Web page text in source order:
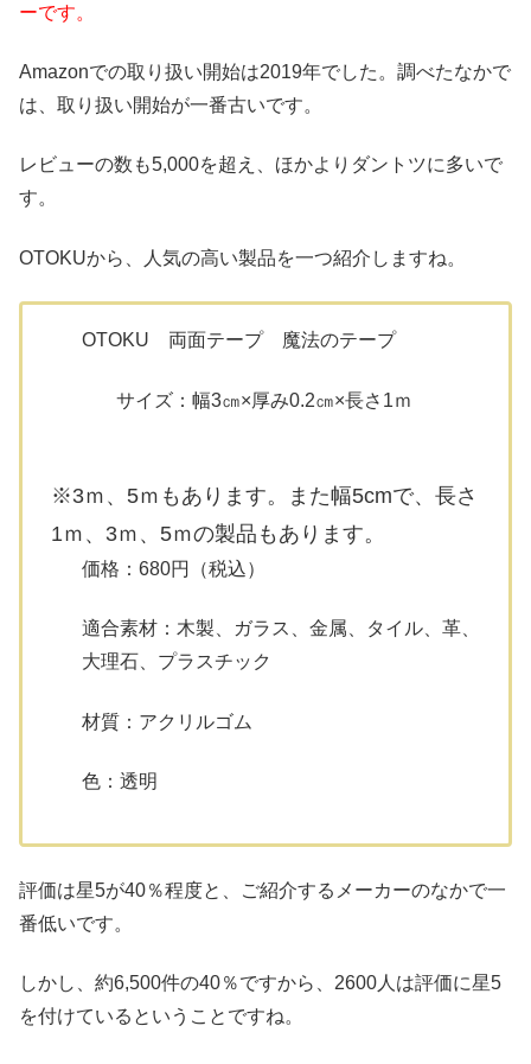
ーです。
Amazonでの取り扱い開始は2019年でした。調べたなかで
は、取り扱い開始が一番古いです。
レビューの数も5,000を超え、ほかよりダントツに多いで
す。
OTOKUから、人気の高い製品を一つ紹介しますね。
OTOKU 両面テープ 魔法のテープ
サイズ：幅3㎝×厚み0.2㎝×長さ1ｍ
※3ｍ、5ｍもあります。また幅5cmで、長さ
1ｍ、3ｍ、5ｍの製品もあります。
価格：680円（税込）
適合素材：木製、ガラス、金属、タイル、革、
大理石、プラスチック
材質：アクリルゴム
色：透明
評価は星5が40％程度と、ご紹介するメーカーのなかで一
番低いです。
しかし、約6,500件の40％ですから、2600人は評価に星5
を付けているということですね。